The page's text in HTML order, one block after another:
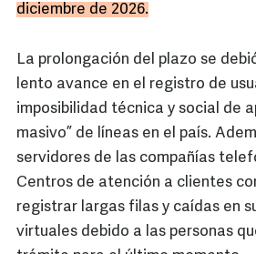
diciembre de 2026.
La prolongación del plazo se
lento avance en el registro de
imposibilidad técnica y social de
masivo” de líneas en el país.
servidores de las compañías
Centros de atención a clientes
registrar largas filas y caídas en
virtuales debido a las personas